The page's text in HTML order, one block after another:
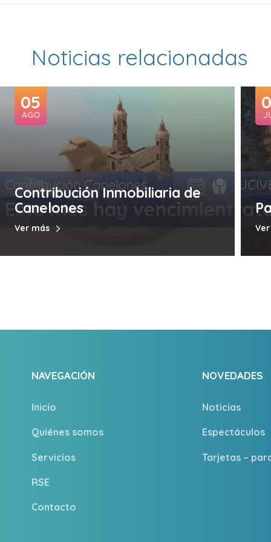
Noticias relacionadas
Contribución Inmobiliaria de
Canelones
Ver más
05
AGO
NAVEGACIÓN
Inicio
Quiénes somos
Servicios
RSE
Contacto
NOVEDADES
Noticias
Espectáculos
Tarjetas –